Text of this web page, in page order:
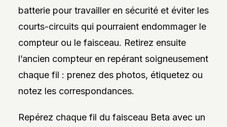
batterie pour travailler en sécurité et éviter les
courts-circuits qui pourraient endommager le
compteur ou le faisceau. Retirez ensuite
l’ancien compteur en repérant soigneusement
chaque fil : prenez des photos, étiquetez ou
notez les correspondances.
Repérez chaque fil du faisceau Beta avec un